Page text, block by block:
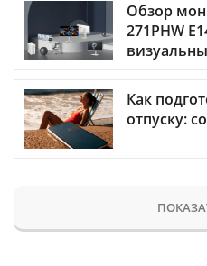
Обзор
271PHW
Как
отпуску: